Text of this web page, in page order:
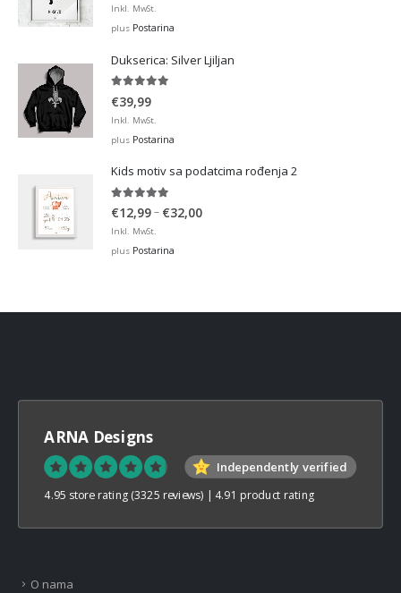
€32,00
Inkl. MwSt.
plus Postarina
Dukserica: Silver Ljiljan
€39,99
Inkl. MwSt.
plus Postarina
Kids motiv sa podatcima rođenja 2
5.00out of 5
€12,99– €32,00Price
Inkl. MwSt.
plus Postarina
ARNA Designs
Independently verified
4.95 store rating (3325 reviews) | 4.91 product rating
O nama